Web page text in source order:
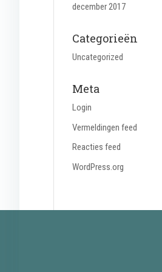
december 2017
Categorieën
Uncategorized
Meta
Login
Vermeldingen feed
Reacties feed
WordPress.org